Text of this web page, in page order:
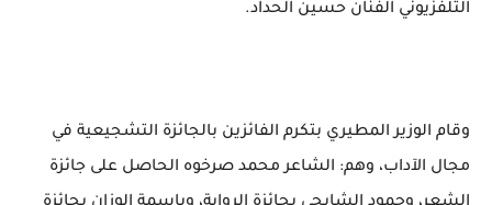
التلفزيوني الفنان حسين الحداد.
وقام الوزير المطيري بتكرم الفائزين بالجائزة التشجيعية في
مجال الآداب، وهم: الشاعر محمد صرخوه الحاصل على جائزة